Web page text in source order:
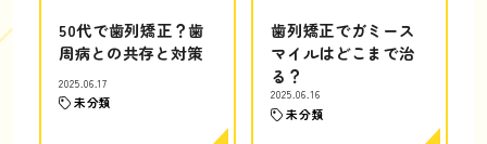
50代で歯列矯正？歯
周病との共存と対策
2025.06.17
未分類
歯列矯正でガミース
マイルはどこまで治
る？
2025.06.16
未分類